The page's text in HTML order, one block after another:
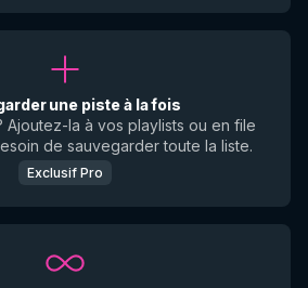
une piste à la fois
Ajoutez-la à vos playlists ou en file
de sauvegarder toute la liste.
Exclusif Pro